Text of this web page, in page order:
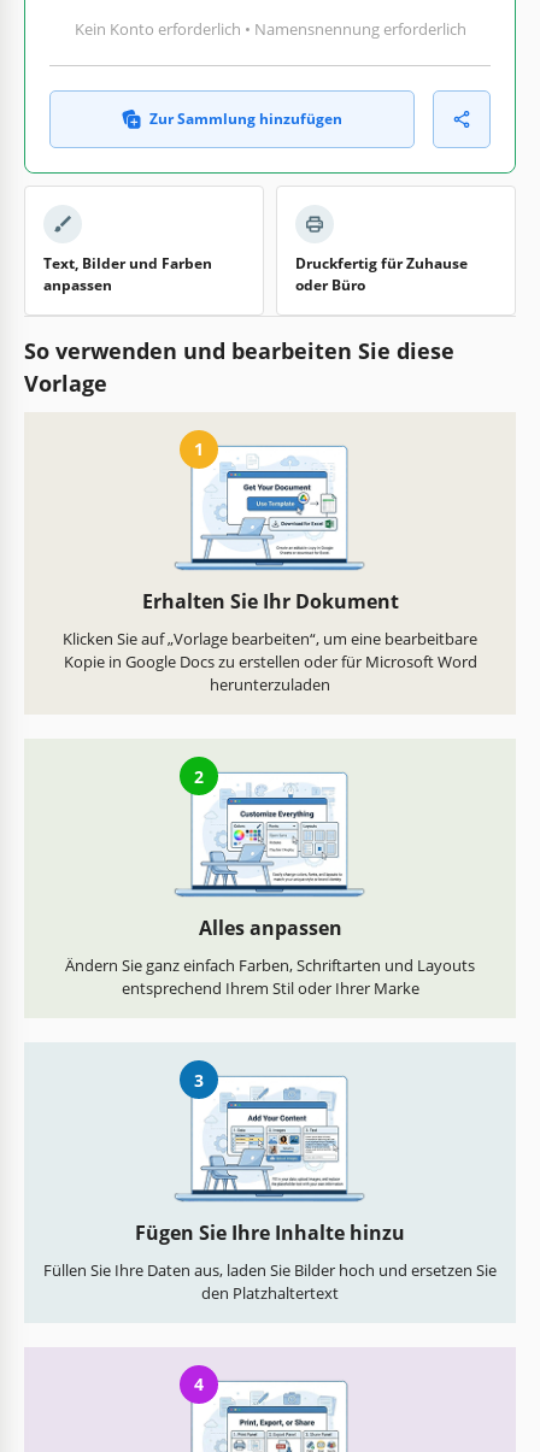
Kein Konto erforderlich • Namensnennung erforderlich
Zur Sammlung hinzufügen
Text, Bilder und Farben
anpassen
Druckfertig für Zuhause
oder Büro
So verwenden und bearbeiten Sie diese
Vorlage
1
Erhalten Sie Ihr Dokument
Klicken Sie auf „Vorlage bearbeiten“, um eine bearbeitbare
Kopie in Google Docs zu erstellen oder für Microsoft Word
herunterzuladen
2
Alles anpassen
Ändern Sie ganz einfach Farben, Schriftarten und Layouts
entsprechend Ihrem Stil oder Ihrer Marke
3
Fügen Sie Ihre Inhalte hinzu
Füllen Sie Ihre Daten aus, laden Sie Bilder hoch und ersetzen Sie
den Platzhaltertext
4